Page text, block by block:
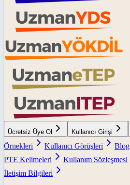
Ücretsiz Üye Ol Kullanıcı Girişi
Örnekleri
Kullanıcı Görüşleri Blog
PTE Kelimeleri
Kullanım Sözleşmesi
İletişim Bilgileri